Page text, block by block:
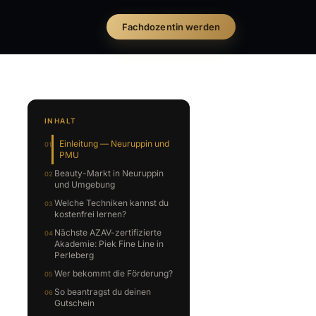
Fachdozentin werden
INHALT
Einleitung — Neuruppin und
PMU
Beauty-Markt in Neuruppin
und Umgebung
Welche Techniken kannst du
kostenfrei lernen?
Nächste AZAV-zertifizierte
Akademie: Piek Fine Line in
Perleberg
Wer bekommt die Förderung?
So beantragst du deinen
Gutschein